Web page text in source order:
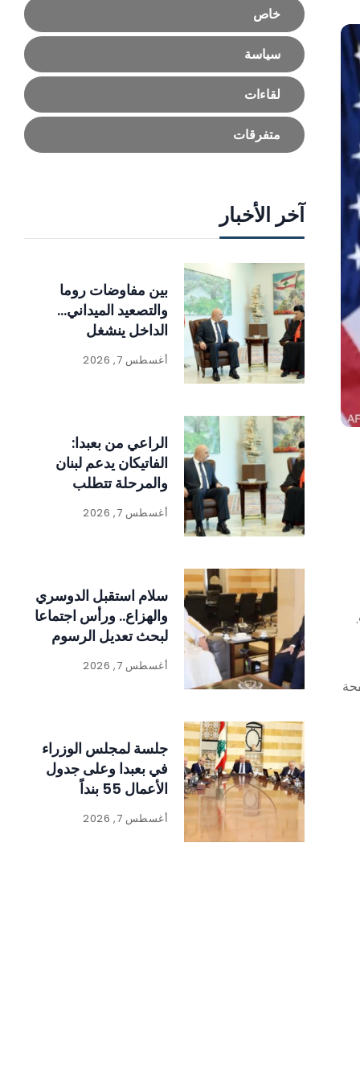
خاص
سياسة
لقاءات
متفرقات
آخر الأخبار
بين مفاوضات روما
والتصعيد الميداني…
الداخل ينشغل
بالإصلاحات
أغسطس 7, 2026
الراعي من بعبدا:
الفاتيكان يدعم لبنان
والمرحلة تتطلب
الالتفاف حول الدولة
ومؤسساتها
أغسطس 7, 2026
سلام استقبل الدوسري
والهزاع.. ورأس اجتماعا
لبحث تعديل الرسوم
على المواد المنتجة
للنفايات
أغسطس 7, 2026
جلسة لمجلس الوزراء
في بعبدا وعلى جدول
الأعمال 55 بنداً
أغسطس 7, 2026